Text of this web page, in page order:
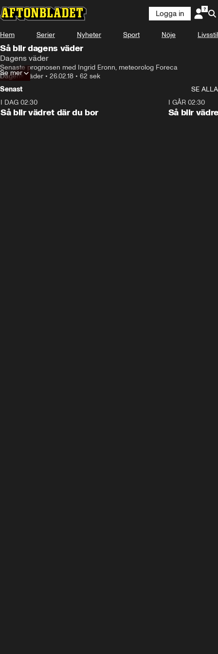
Logga in
Hem Serier Nyheter Sport Nöje Livsstil
Så blir dagens väder
Dagens väder
Senaste prognosen med Ingrid Eronn, meteorolog Foreca
Dagens väder • 26.02.18 • 62 sek
Se mer
Senast
SE ALLA
I DAG 02:30
Så blir vädret där du bor
I GÅR 02:30
Så blir